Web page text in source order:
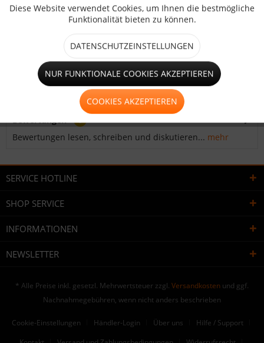
Merken Bewerten
Beschreibung
1705 gr. Ösen Hammer - Schonhammer 60mm Hammer
zum Einschlagen der Ösen in...mehr
Bewertungen
0
Bewertungen lesen, schreiben und diskutieren... mehr
SERVICE HOTLINE
SHOP SERVICE
INFORMATIONEN
NEWSLETTER
* Alle Preise inkl. gesetzl. Mehrwertsteuer zzgl. Versandkosten und ggf.
Nachnahmegebühren, wenn nicht anders beschrieben
Cookie-Einstellungen Händler-Login Über uns
Hilfe / Support
Diese Website verwendet Cookies, um Ihnen die bestmögliche
Funktionalität bieten zu können.
DATENSCHUTZEINSTELLUNGEN
NUR FUNKTIONALE COOKIES AKZEPTIEREN
COOKIES AKZEPTIEREN